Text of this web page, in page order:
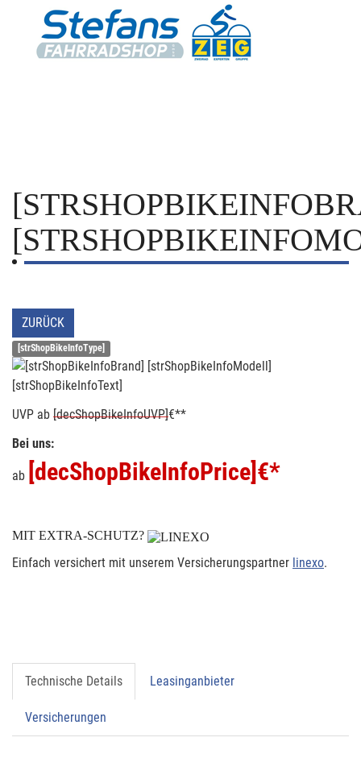
ZURÜCK
[strShopBikeInfoType]
[strShopBikeInfoText]
UVP ab [decShopBikeInfoUVP]€**
Bei uns:
ab [decShopBikeInfoPrice] €*
MIT EXTRA-SCHUTZ?
Einfach versichert mit unserem Versicherungspartner linexo.
Technische Details Leasinganbieter
Versicherungen